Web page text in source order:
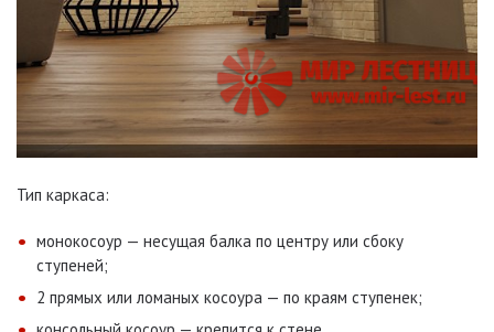
Тип каркаса:
монокосоур — несущая балка по центру или сбоку
ступеней;
2 прямых или ломаных косоура — по краям ступенек;